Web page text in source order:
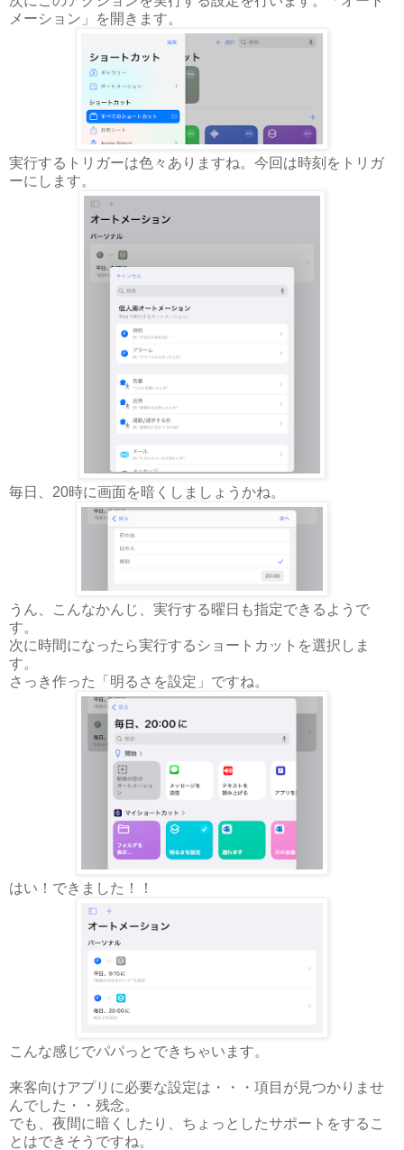
メーション」を開きます。
実行するトリガーは色々ありますね。今回は時刻をトリガ
ーにします。
毎日、20時に画面を暗くしましょうかね。
うん、こんなかんじ、実行する曜日も指定できるようで
す。
次に時間になったら実行するショートカットを選択しま
す。
さっき作った「明るさを設定」ですね。
はい！できました！！
こんな感じでパパっとできちゃいます。
来客向けアプリに必要な設定は・・・項目が見つかりませ
んでした・・残念。
でも、夜間に暗くしたり、ちょっとしたサポートをするこ
とはできそうですね。